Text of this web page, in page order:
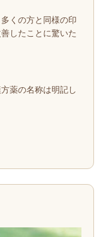
くの方と同様の印
したことに驚いた
薬の名称は明記し